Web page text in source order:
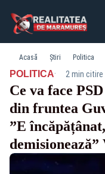
Acasă Știri Politica
POLITICA· 2 min citire
Ce va face
din fruntea
”E